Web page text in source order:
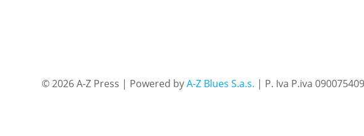
© 2026 A-Z Press | Powered byA-Z Blues S.a.s. | P. Iva P.iva